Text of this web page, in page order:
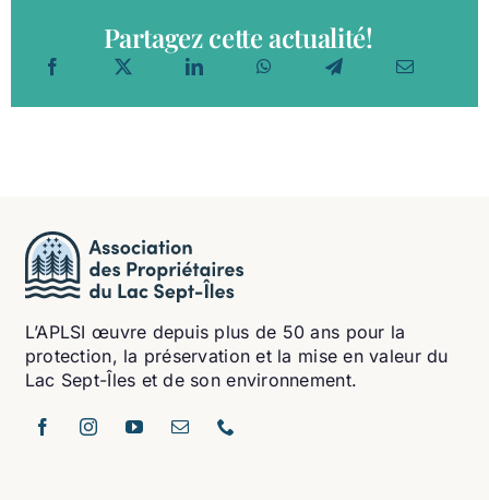
Partagez cette actualité!
L’APLSI œuvre depuis plus de 50 ans pour la
protection, la préservation et la mise en valeur du
Lac Sept-Îles et de son environnement.